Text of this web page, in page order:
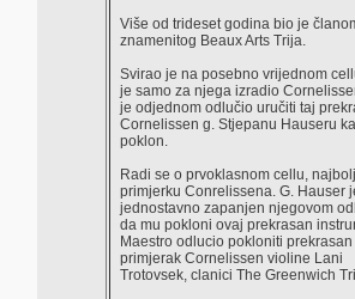
Više od trideset godina bio je
znamenitog Beaux Arts Trija.
Svirao je na posebno vrijednom
je samo za njega izradio
je odjednom odlučio uručiti taj
Cornelissen g. Stjepanu Hauseru
poklon.
Radi se o prvoklasnom cellu,
primjerku Conrelissena. G. Hauser
jednostavno zapanjen njegovom
da mu pokloni ovaj prekrasan
Maestro odlucio pokloniti prekrasan
primjerak Cornelissen violine Lani
Trotovsek, clanici The Greenwich